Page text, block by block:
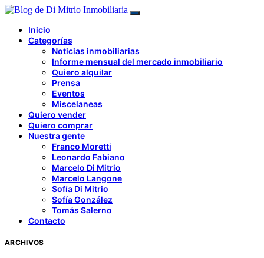
Inicio
Categorías
Noticias inmobiliarias
Informe mensual del mercado inmobiliario
Quiero alquilar
Prensa
Eventos
Miscelaneas
Quiero vender
Quiero comprar
Nuestra gente
Franco Moretti
Leonardo Fabiano
Marcelo Di Mitrio
Marcelo Langone
Sofía Di Mitrio
Sofía González
Tomás Salerno
Contacto
ARCHIVOS